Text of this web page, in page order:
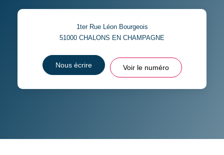
1ter Rue Léon Bourgeois
51000 CHALONS EN CHAMPAGNE
Nous écrire Voir le numéro